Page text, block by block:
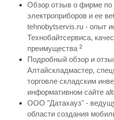
Обзор отзыв о фирме по
электроприборов и ее
tehnobytservis.ru - опыт
Технобайтсервиса,
преимущества 2
Подробный обзор и
Алтайскладмастер,
торговле складским
информативном сайте
ООО "Датахауз" -
области создания